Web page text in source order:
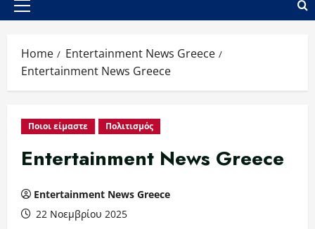
Primary
Home
Entertainment News Greece
Entertainment News Greece
Ποιοι είμαστε Πολιτισμός
Entertainment News Greece
Entertainment News Greece
22 Νοεμβρίου 2025